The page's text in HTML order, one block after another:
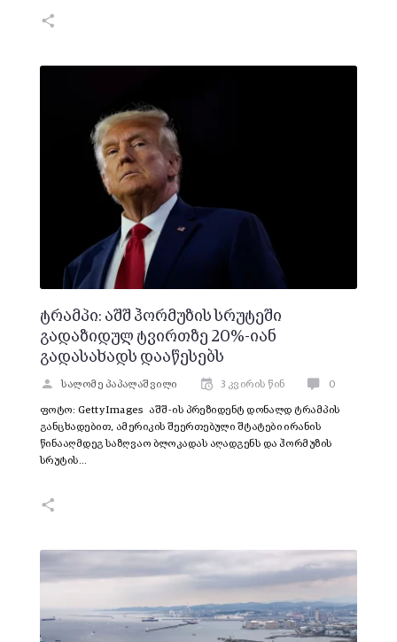
ტრამპი: აშშ ჰორმუზის სრუტეში
გადაზიდულ ტვირთზე 20%-იან
გადასახადს დააწესებს
სალომე პაპალაშვილი 3 კვირის წინ 0
ფოტო: Getty Images აშშ-ის პრეზიდენტ დონალდ ტრამპის
განცხადებით, ამერიკის შეერთებული შტატები ირანის
წინააღმდეგ საზღვაო ბლოკადას აღადგენს და ჰორმუზის
სრუტის…